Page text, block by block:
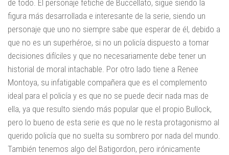
de todo. El personaje fetiche de Buccellato, sigue siendo la
figura más desarrollada e interesante de la serie, siendo un
personaje que uno no siempre sabe que esperar de él, debido a
que no es un superhéroe, si no un policía dispuesto a tomar
decisiones difíciles y que no necesariamente debe tener un
historial de moral intachable. Por otro lado tiene a Renee
Montoya, su infatigable compañera que es el complemento
ideal para el policía y es que no se puede decir nada mas de
ella, ya que resulto siendo más popular que el propio Bullock,
pero lo bueno de esta serie es que no le resta protagonismo al
querido policía que no suelta su sombrero por nada del mundo.
También tenemos algo del Batigordon, pero irónicamente